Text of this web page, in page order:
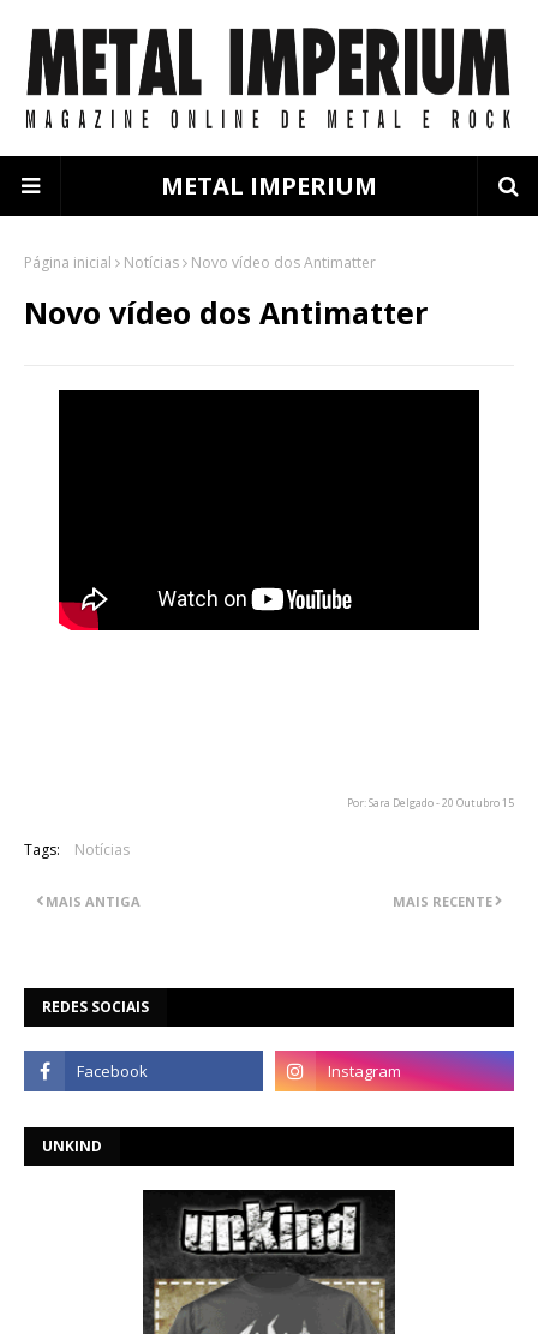
METAL IMPERIUM
Página inicial Notícias Novo vídeo dos Antimatter
Novo vídeo dos Antimatter
Por: Sara Delgado - 20 Outubro 15
Tags: Notícias
MAIS RECENTE
MAIS ANTIGA
REDES SOCIAIS
UNKIND